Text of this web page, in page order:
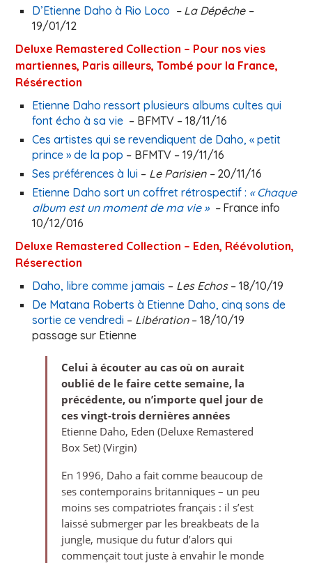
D’Etienne Daho à Rio Loco – La Dépêche –
19/01/12
Deluxe Remastered Collection – Pour nos vies
martiennes, Paris ailleurs, Tombé pour la France,
Résérection
Etienne Daho ressort plusieurs albums cultes qui
font écho à sa vie – BFMTV – 18/11/16
Ces artistes qui se revendiquent de Daho, « petit
prince » de la pop – BFMTV – 19/11/16
Ses préférences à lui – Le Parisien – 20/11/16
Etienne Daho sort un coffret rétrospectif : « Chaque
album est un moment de ma vie »– France info
10/12/016
Deluxe Remastered Collection – Eden, Réévolution,
Réserection
Daho, libre comme jamais – Les Echos– 18/10/19
De Matana Roberts à Etienne Daho, cinq sons de
sortie ce vendredi – Libération– 18/10/19
passage sur Etienne
Celui à écouter au cas où on aurait
oublié de le faire cette semaine, la
précédente, ou n’importe quel jour de
ces vingt-trois dernières années
Etienne Daho, Eden (Deluxe Remastered
Box Set) (Virgin)
En 1996, Daho a fait comme beaucoup de
ses contemporains britanniques – un peu
moins ses compatriotes français : il s’est
laissé submerger par les breakbeats de la
jungle, musique du futur d’alors qui
commençait tout juste à envahir le monde